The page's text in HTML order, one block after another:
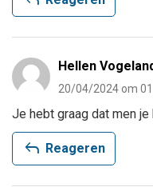
Hellen
20/04/2024 om
Je hebt graag dat men
reply Reageren